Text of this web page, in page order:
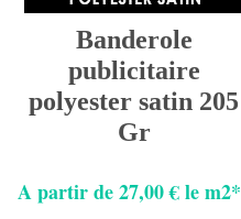
Banderole
publicitaire
polyester satin 205
Gr
A partir de 27,00 € le m2*